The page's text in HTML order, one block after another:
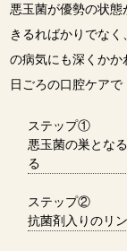
悪玉菌が優勢の状
きるればかりでな
の病気にも深くかか
日ごろの口腔ケア
ステップ①
悪玉菌の巣とな
る
ステップ②
抗菌剤入りのリ